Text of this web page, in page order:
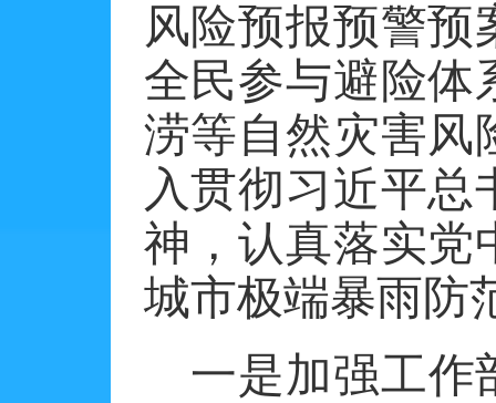
风险预报预警
全民参与避险体
涝等自然灾害风
入贯彻习近平
神，认真落实党
城市极端暴雨防
一是加强工作